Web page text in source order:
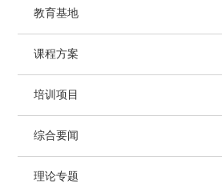
教育基地
课程方案
培训项目
综合要闻
理论专题